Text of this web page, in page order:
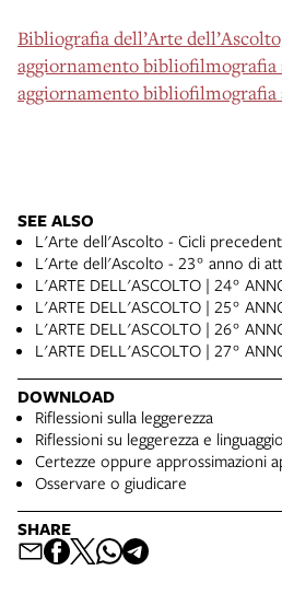
Bibliografia dell’Arte
aggiornamento bibliofilmografia
aggiornamento bibliofilmografia
SEE ALSO
L'Arte dell'Ascolto - Cicli
L'Arte dell'Ascolto - 23° anno di
L'ARTE DELL'ASCOLTO | 24°
L'ARTE DELL'ASCOLTO | 25°
L'ARTE DELL'ASCOLTO | 26°
L'ARTE DELL'ASCOLTO | 27°
DOWNLOAD
Riflessioni sulla leggerezza
Riflessioni su leggerezza e linguaggio
Certezze oppure approssimazioni
Osservare o giudicare
SHARE